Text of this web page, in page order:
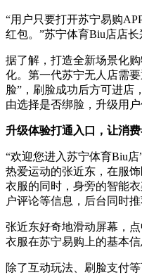
“用户只要打开苏宁易购
红包。”苏宁体育Biu店店长
据了解，打造全新场景化
化。第一代苏宁无人店需
脸”，刷脸成功后方可进店
由选择是否绑脸，升级用户
升级体验打通入口，让消
“欢迎您进入苏宁体育Biu
热爱运动的张近东，在服
衣服的同时，身旁的智能
户评论等信息，后台同时
张近东好奇地滑动屏幕，
衣服在苏宁易购上的基本信
除了互动玩法、刷脸支付